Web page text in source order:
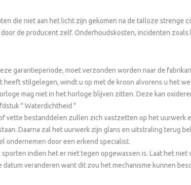
die niet aan het licht zijn gekomen na de talloze strenge
de producent zelf. Onderhoudskosten, incidenten zoals
garantieperiode, moet verzonden worden naar de
heeft stilgelegen, windt u op met de kroon alvorens u het
mag niet in het horloge blijven zitten. Deze kan
" Waterdichtheid "
vette bestanddelen zullen zich vastzetten op het uurwerk
Daarna zal het uurwerk zijn glans en uitstraling terug
ondernemen door een erkend specialist.
indien het er niet tegen opgewassen is. Laat het
veranderen want dit zou het mechanisme kunnen